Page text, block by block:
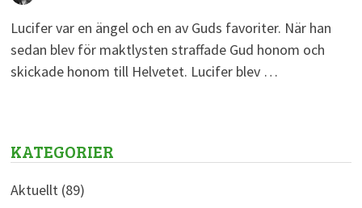
Lucifer var en ängel och en av Guds favoriter. När han
sedan blev för maktlysten straffade Gud honom och
skickade honom till Helvetet. Lucifer blev …
KATEGORIER
Aktuellt(89)